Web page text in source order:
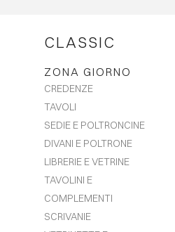
CLASSIC
ZONA GIORNO
CREDENZE
TAVOLI
SEDIE E POLTRONCINE
DIVANI E POLTRONE
LIBRERIE E VETRINE
TAVOLINI E
COMPLEMENTI
SCRIVANIE